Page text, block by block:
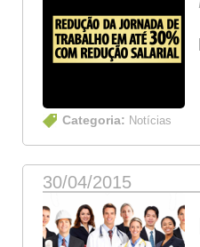
Categoria: Notícias
30/04/2015